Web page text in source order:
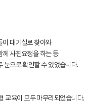
이 대기실로 찾아와
사진요청을 하는 등
눈으로 확인할 수 있었습니다.
교육이 모두 마무리되었습니다.